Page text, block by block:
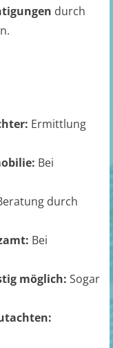
durch
Ermittlung
Bei
durch
Bei
möglich: Sogar